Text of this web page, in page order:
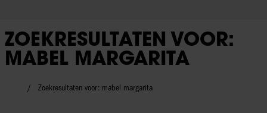
ZOEKRESULTATEN VOOR:
MABEL MARGARITA
Zoekresultaten voor: mabel margarita